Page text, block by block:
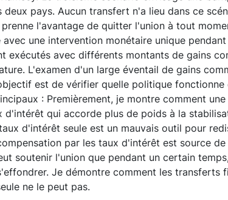
pays. Aucun transfert n'a lieu dans ce
l'avantage de quitter l'union à tout
une intervention monétaire unique
exécutés avec différents montants de gains
L'examen d'un large éventail de gains
est de vérifier quelle politique fonctionne
: Premièrement, je montre comment une
qui accorde plus de poids à la
d'intérêt seule est un mauvais outil pour
par les taux d'intérêt est source
soutenir l'union que pendant un certain
Je démontre comment les transferts
ne le peut pas.